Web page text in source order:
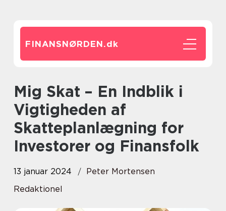
FINANSNØRDEN.dk
Mig Skat – En Indblik i
Vigtigheden af
Skatteplanlægning for
Investorer og Finansfolk
13 januar 2024
Peter Mortensen
Redaktionel